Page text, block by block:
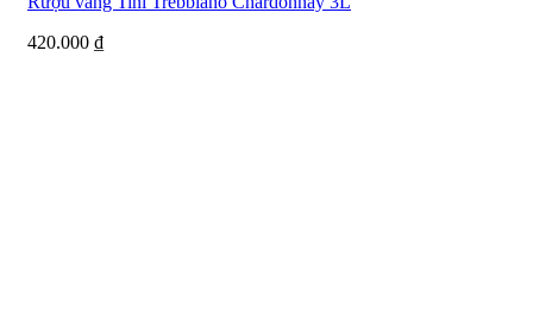
420.000 ₫